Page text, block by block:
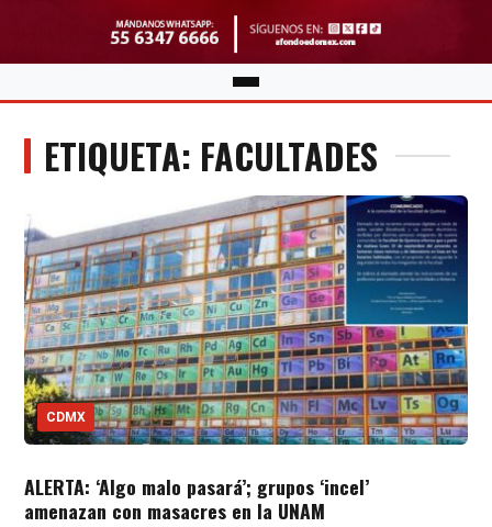
ETIQUETA: FACULTADES
CDMX
ALERTA: ‘Algo malo pasará’; grupos ‘incel’
amenazan con masacres en la UNAM